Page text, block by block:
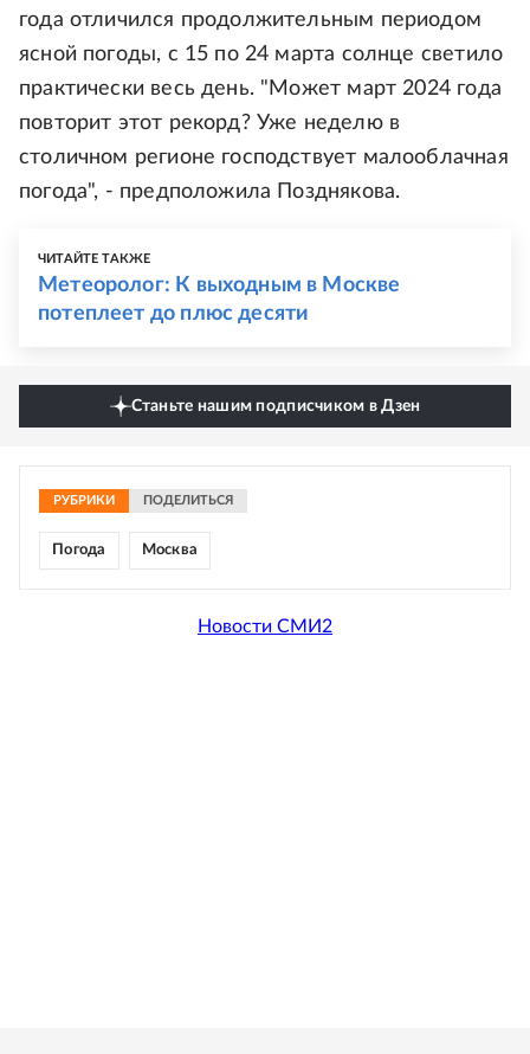
года отличился продолжительным периодом
ясной погоды, с 15 по 24 марта солнце светило
практически весь день. "Может март 2024 года
повторит этот рекорд? Уже неделю в
столичном регионе господствует малооблачная
погода", - предположила Позднякова.
ЧИТАЙТЕ ТАКЖЕ
Метеоролог: К выходным в Москве
потеплеет до плюс десяти
Станьте нашим подписчиком в Дзен
РУБРИКИ ПОДЕЛИТЬСЯ
Погода Москва
Новости СМИ2